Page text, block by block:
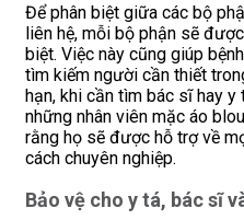
Để phân biệt giữa các bộ
liên hệ, mỗi bộ phận sẽ
biệt. Việc này cũng giúp
tìm kiếm người cần thiết
hạn, khi cần tìm bác sĩ hay y
những nhân viên mặc áo
rằng họ sẽ được hỗ trợ về
cách chuyên nghiệp.
Bảo vệ cho y tá, bác sĩ